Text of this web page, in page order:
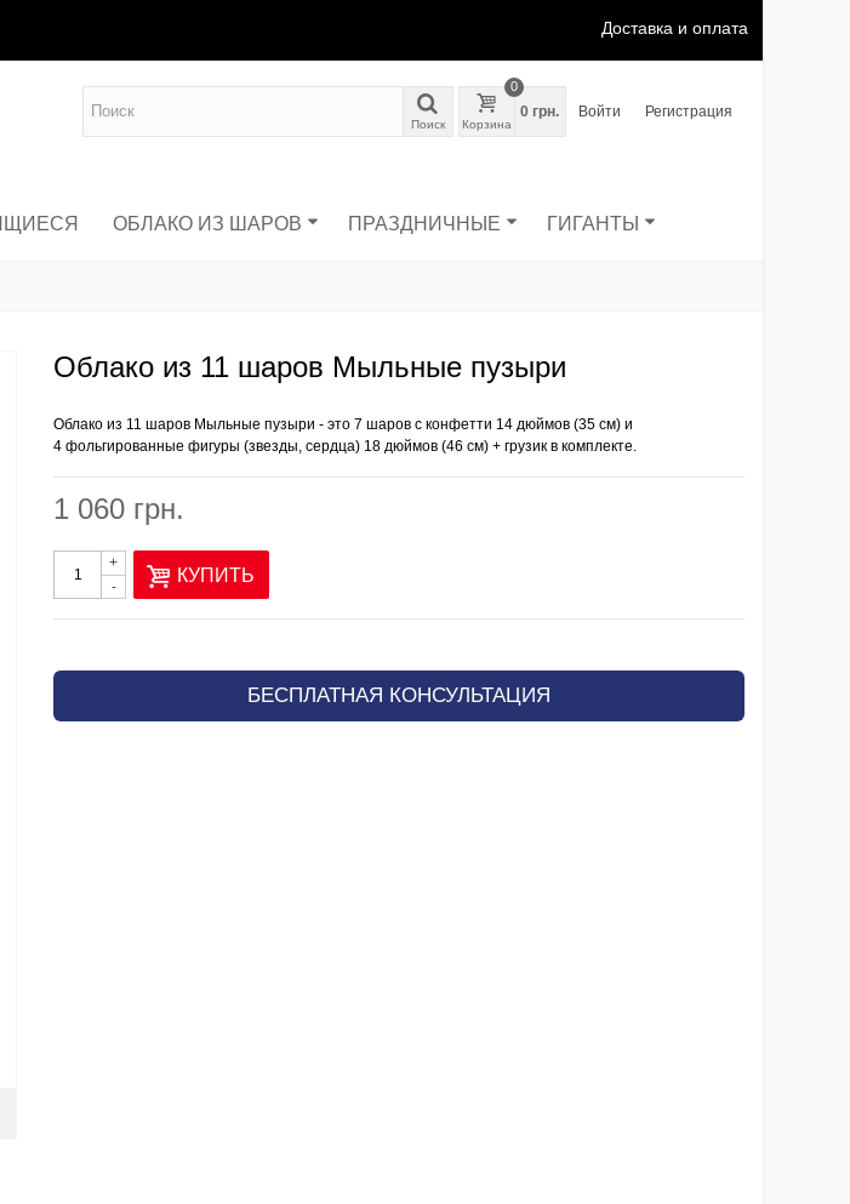
Доставка и оплата
Поиск Корзина
0
0 грн. Войти Регистрация
ОБЛАКО ИЗ ШАРОВ ПРАЗДНИЧНЫЕ ГИГАНТЫ
Облако из 11 шаров Мыльные пузыри
Облако из 11 шаров Мыльные пузыри - это 7 шаров с конфетти 14 дюймов (35 см) и
4 фольгированные фигуры (звезды, сердца) 18 дюймов (46 см) + грузик в комплекте.
1 060 грн.
-
+
КУПИТЬ
БЕСПЛАТНАЯ КОНСУЛЬТАЦИЯ